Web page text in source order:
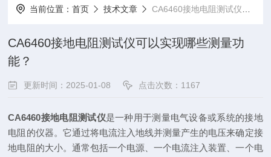
当前位置：首页 技术文章 CA6460接地电阻测试仪可以实现哪些测量功能？
CA6460接地电阻测试仪可以实现哪些测量功
能？
更新时间：2025-01-08 点击次数：1167
CA6460接地电阻测试仪是一种用于测量电气设备或系统的接地
电阻的仪器。它通过将电流注入地线并测量产生的电压来确定接
地电阻的大小。通常包括一个电源、一个电流注入装置、一个电